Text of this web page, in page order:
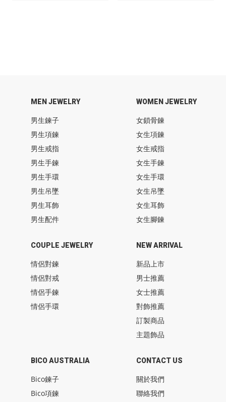
MEN JEWELRY
男生鍊子
男生項鍊
男生戒指
男生手鍊
男生手環
男生吊墜
男生耳飾
男生配件
WOMEN JEWELRY
女鎖骨鍊
女生項鍊
女生戒指
女生手鍊
女生手環
女生吊墜
女生耳飾
女生腳鍊
COUPLE JEWELRY
情侶對鍊
情侶對戒
情侶手鍊
情侶手環
BICO AUSTRALIA
Bico鍊子
Bico項鍊
NEW ARRIVAL
新品上市
男士推薦
女士推薦
對飾推薦
訂製商品
主題飾品
CONTACT US
關於我們
聯絡我們